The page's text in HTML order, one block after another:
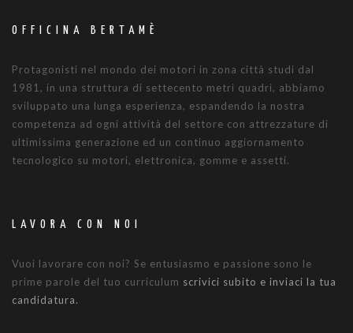
OFFICINA BERTAMÈ
Protagonisti nel mondo dei motori in zona città studi dal
1981, in una struttura di settecento metri quadri, abbiamo
sviluppato una lunga esperienza, espandendo la nostra
competenza ad ogni attività del settore con attrezzature di
ultimissima generazione ed un continuo aggiornamento
tecnologico su motori, elettronica, gomme e assetti.
LAVORA CON NOI
Vuoi lavorare con noi? Se entusiasmo e passione sono le
prime parole del tuo curriculum scrivici subito e inviaci la tua
candidatura.